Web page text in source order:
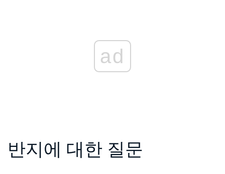
ad
반지에 대한 질문